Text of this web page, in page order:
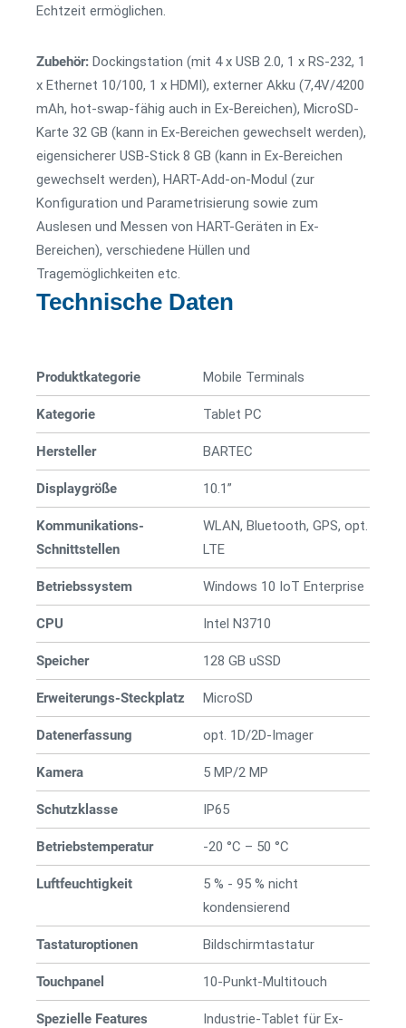
Echtzeit ermöglichen.
Zubehör: Dockingstation (mit 4 x USB 2.0, 1 x RS-232, 1
x Ethernet 10/100, 1 x HDMI), externer Akku (7,4V/4200
mAh, hot-swap-fähig auch in Ex-Bereichen), MicroSD-
Karte 32 GB (kann in Ex-Bereichen gewechselt werden),
eigensicherer USB-Stick 8 GB (kann in Ex-Bereichen
gewechselt werden), HART-Add-on-Modul (zur
Konfiguration und Parametrisierung sowie zum
Auslesen und Messen von HART-Geräten in Ex-
Bereichen), verschiedene Hüllen und
Tragemöglichkeiten etc.
Technische Daten
Produktkategorie Mobile Terminals
Kategorie Tablet PC
Hersteller BARTEC
Displaygröße 10.1”
Kommunikations-
Schnittstellen
WLAN, Bluetooth, GPS, opt.
LTE
Betriebssystem Windows 10 IoT Enterprise
CPU Intel N3710
Speicher 128 GB uSSD
Erweiterungs-Steckplatz MicroSD
Datenerfassung opt. 1D/2D-Imager
Kamera 5 MP/2 MP
Schutzklasse IP65
Betriebstemperatur -20 °C – 50 °C
Luftfeuchtigkeit
5 % - 95 % nicht
kondensierend
Tastaturoptionen Bildschirmtastatur
Touchpanel 10-Punkt-Multitouch
Spezielle Features
Industrie-Tablet für Ex-